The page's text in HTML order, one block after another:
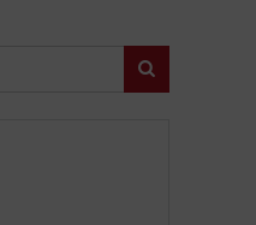
Zoeken